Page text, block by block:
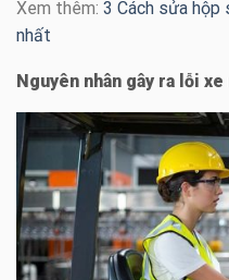
Xem thêm: 3 Cách sửa hộp
nhất
Nguyên nhân gây ra lỗi